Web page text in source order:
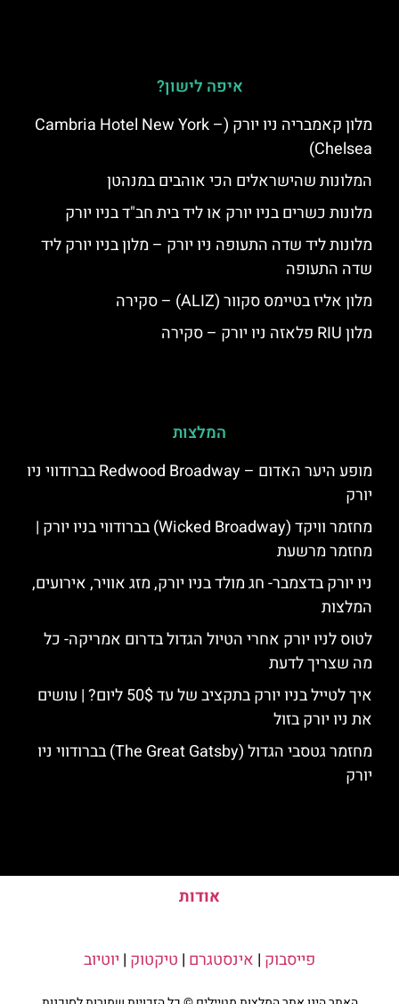
איפה לישון?
מלון קאמבריה ניו יורק (Cambria Hotel New York –
Chelsea)
המלונות שהישראלים הכי אוהבים במנהטן
מלונות כשרים בניו יורק או ליד בית חב"ד בניו יורק
מלונות ליד שדה התעופה ניו יורק – מלון בניו יורק ליד
שדה התעופה
מלון אליז בטיימס סקוור (ALIZ) – סקירה
מלון RIU פלאזה ניו יורק – סקירה
המלצות
מופע היער האדום – Redwood Broadway בברודווי ניו
יורק
מחזמר וויקד (Wicked Broadway) בברודווי בניו יורק |
מחזמר מרשעת
ניו יורק בדצמבר- חג מולד בניו יורק, מזג אוויר, אירועים,
המלצות
לטוס לניו יורק אחרי הטיול הגדול בדרום אמריקה- כל
מה שצריך לדעת
איך לטייל בניו יורק בתקציב של עד 50$ ליום? | עושים
את ניו יורק בזול
מחזמר גטסבי הגדול (The Great Gatsby) בברודווי ניו
יורק
אודות
פייסבוק | אינסטגרם | טיקטוק | יוטיוב